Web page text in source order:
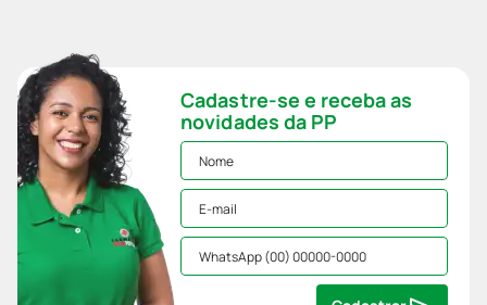
Cadastre-se e receba as
novidades da PP